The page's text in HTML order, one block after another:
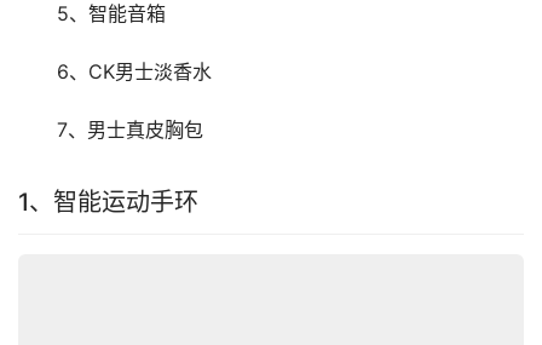
5、智能音箱
6、CK男士淡香水
7、男士真皮胸包
1、智能运动手环